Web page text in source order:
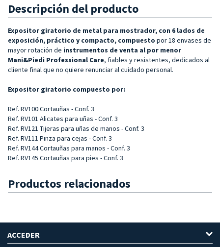
Descripción del producto
Expositor giratorio de metal para mostrador, con 6 lados de
exposición, práctico y compacto, compuesto por 18 envases de
mayor rotación de instrumentos de venta al por menor
Mani&Piedi Professional Care, fiables y resistentes, dedicados al
cliente final que no quiere renunciar al cuidado personal.
Expositor giratorio compuesto por:
Ref. RV100 Cortauñas - Conf. 3
Ref. RV101 Alicates para uñas - Conf. 3
Ref. RV121 Tijeras para uñas de manos - Conf. 3
Ref. RV111 Pinza para cejas - Conf. 3
Ref. RV144 Cortauñas para manos - Conf. 3
Ref. RV145 Cortauñas para pies - Conf. 3
Productos relacionados
ACCEDER